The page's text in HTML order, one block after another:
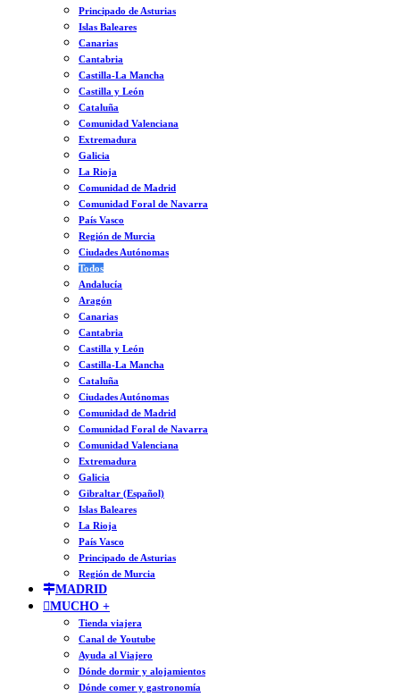
Principado de Asturias
Islas Baleares
Canarias
Cantabria
Castilla-La Mancha
Castilla y León
Cataluña
Comunidad Valenciana
Extremadura
Galicia
La Rioja
Comunidad de Madrid
Comunidad Foral de Navarra
País Vasco
Región de Murcia
Ciudades Autónomas
Todos
Andalucía
Aragón
Canarias
Cantabria
Castilla y León
Castilla-La Mancha
Cataluña
Ciudades Autónomas
Comunidad de Madrid
Comunidad Foral de Navarra
Comunidad Valenciana
Extremadura
Galicia
Gibraltar (Español)
Islas Baleares
La Rioja
País Vasco
Principado de Asturias
Región de Murcia
MADRID
MUCHO +
Tienda viajera
Canal de Youtube
Ayuda al Viajero
Dónde dormir y alojamientos
Dónde comer y gastronomía